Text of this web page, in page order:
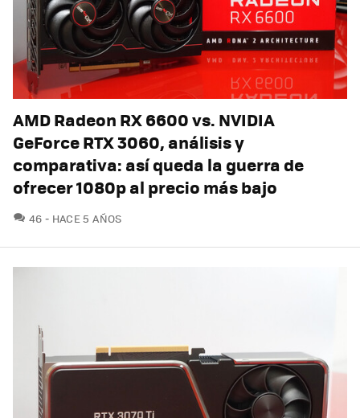
AMD Radeon RX 6600 vs. NVIDIA
GeForce RTX 3060, análisis y
comparativa: así queda la guerra de
ofrecer 1080p al precio más bajo
46 COMENTARIOS
HACE 5 AÑOS